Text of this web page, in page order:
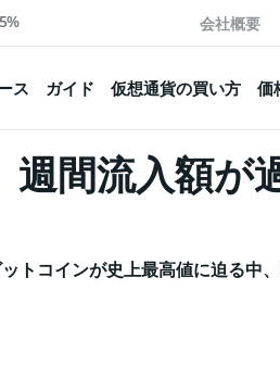
会社概要
ス ガイド 仮想通貨の買い方 価
週間流入額が
トコインが史上最高値に迫る中